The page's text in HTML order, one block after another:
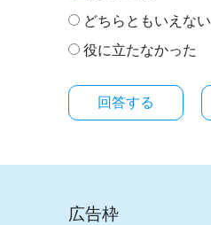
どちらともいえない
役に立たなかった
広告枠